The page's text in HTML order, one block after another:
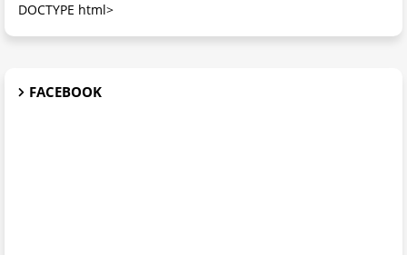
DOCTYPE html>
FACEBOOK